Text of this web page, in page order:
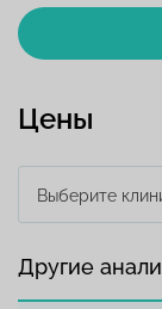
Цены
Выберите
Другие